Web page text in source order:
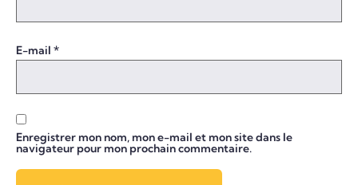
E-mail *
Enregistrer mon nom, mon e-mail et mon site dans le
navigateur pour mon prochain commentaire.